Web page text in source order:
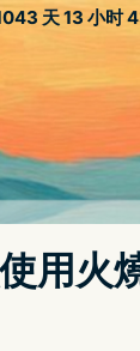
年 12 月正式
伤城中下架，而
团队将大量资
以及 DLC 内容
Series X/S
线，暗示了主
似来自《电驭
上传了开来，似
前